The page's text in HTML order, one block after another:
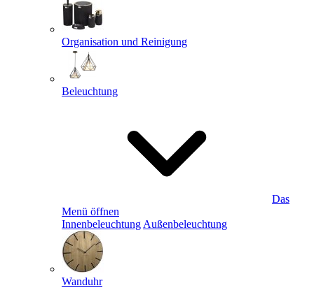
Organisation und Reinigung
Beleuchtung
Das
Menü öffnen
Innenbeleuchtung Außenbeleuchtung
Wanduhr